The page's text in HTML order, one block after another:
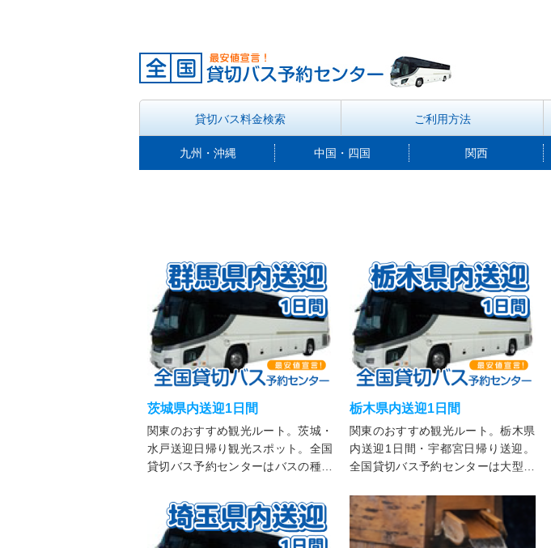
貸切バス料金検索 ご利用方法
九州・沖縄 中国・四国 関西
茨城県内送迎1日間
関東のおすすめ観光ルート。茨城・
水戸送迎日帰り観光スポット。全国
貸切バス予約センターはバスの種類
用途に合わせてお選びいただけま
す。法人・個人を問わず様々な行事
にご利用可能。
栃木県内送迎1日間
関東のおすすめ観光ルート。栃木県
内送迎1日間・宇都宮日帰り送迎。
全国貸切バス予約センターは大型・
シーなどレンタル可能。法人・個人
を問わず様々な行事にご利用下さ
い。